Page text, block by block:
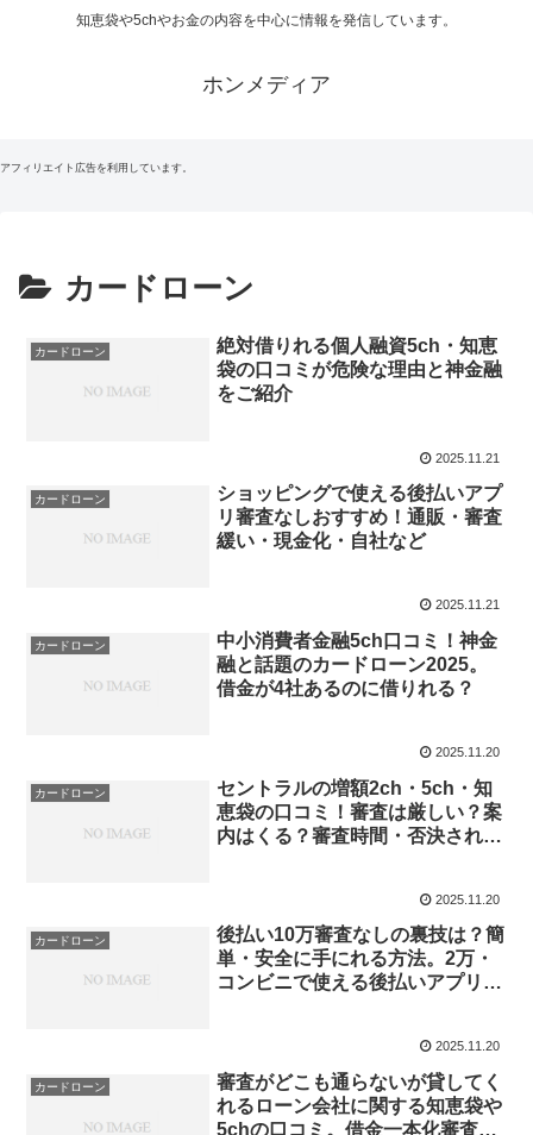
知恵袋や5chやお金の内容を中心に情報を発信しています。
ホンメディア
アフィリエイト広告を利用しています。
カードローン
カードローン
絶対借りれる個人融資5ch・知恵
袋の口コミが危険な理由と神金融
をご紹介
2025.11.21
カードローン
ショッピングで使える後払いアプ
リ審査なしおすすめ！通販・審査
緩い・現金化・自社など
2025.11.21
カードローン
中小消費者金融5ch口コミ！神金
融と話題のカードローン2025。
借金が4社あるのに借りれる？
2025.11.20
カードローン
セントラルの増額2ch・5ch・知
恵袋の口コミ！審査は厳しい？案
内はくる？審査時間・否決された
2025.11.20
カードローン
後払い10万審査なしの裏技は？簡
単・安全に手にれる方法。2万・
コンビニで使える後払いアプリな
2025.11.20
カードローン
審査がどこも通らないが貸してく
れるローン会社に関する知恵袋や
5chの口コミ。借金一本化審査通